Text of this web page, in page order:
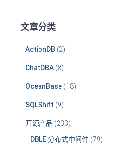
文章分类
ActionDB (2)
ChatDBA(8)
OceanBase(18)
SQLShift (9)
开源产品 (233)
DBLE 分布式中间件(79)